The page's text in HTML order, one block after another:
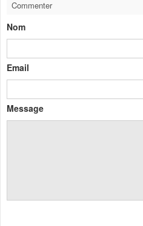
Commenter
Nom
Email
Message